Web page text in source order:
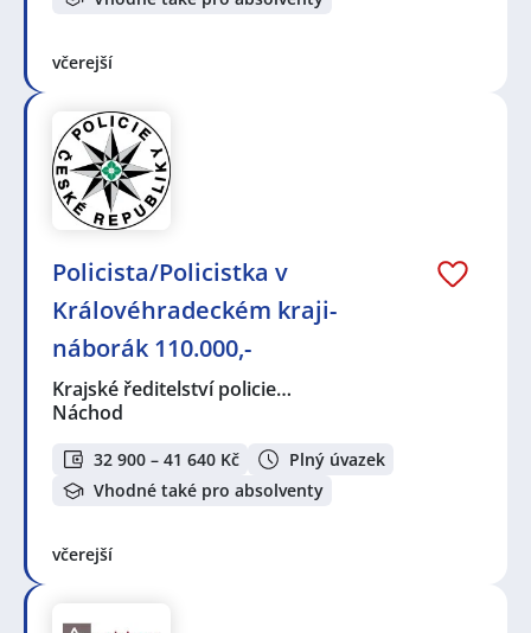
včerejší
Policista/Policistka v
Královéhradeckém kraji-
náborák 110.000,-
Krajské ředitelství policie…
Náchod
32 900 – 41 640 Kč
Plný úvazek
Vhodné také pro absolventy
včerejší